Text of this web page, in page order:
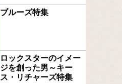
ブルーズ特集
ロックスターのイメー
ジを創った男～キー
ス・リチャーズ特集